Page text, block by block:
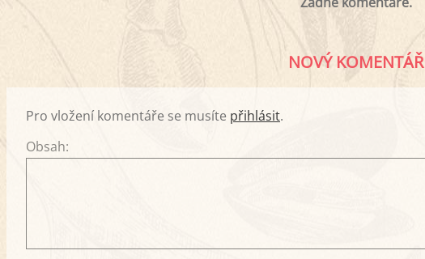
NOVÝ KOMENTÁŘ
Pro vložení komentáře se musíte přihlásit.
Obsah: